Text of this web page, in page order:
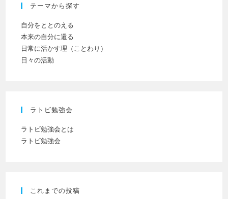
さ
い
テーマから探す
自分をととのえる
本来の自分に還る
日常に活かす理（ことわり）
日々の活動
ラトビ勉強会
ラトビ勉強会とは
ラトビ勉強会
これまでの投稿